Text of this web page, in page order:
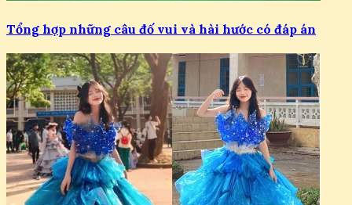
Tổng hợp những câu đố vui và hài hước có đáp án